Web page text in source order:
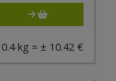
kg = ± 10.42 €